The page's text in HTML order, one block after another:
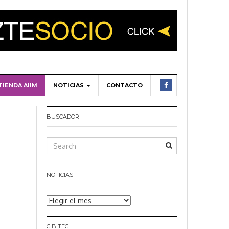
AIIM NOTICIAS CONTACTO
BUSCADOR
NOTICIAS
Noticias
CIBITEC